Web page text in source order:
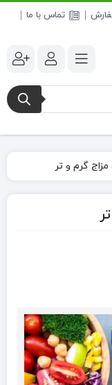
تماس با ما
گرم و تر